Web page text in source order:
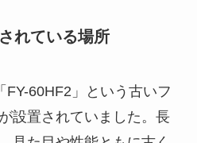
れている場所
60HF2」という古いフ
設置されていました。長